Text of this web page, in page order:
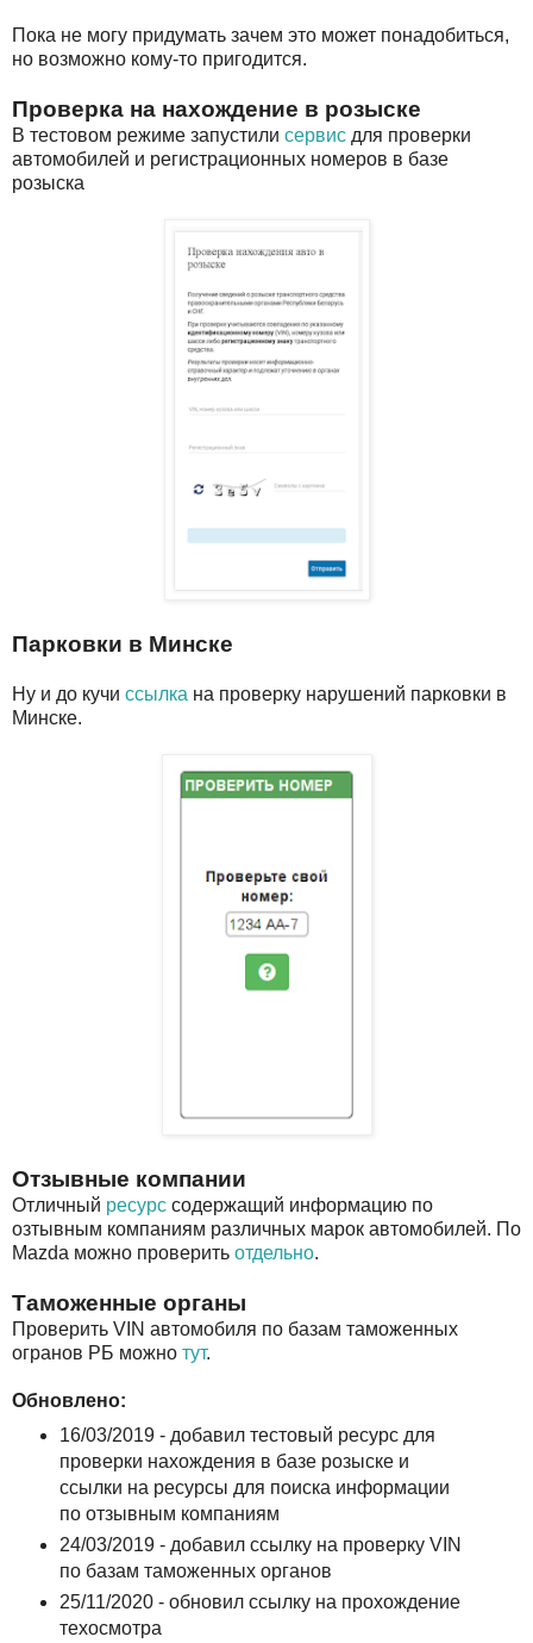
Пока не могу придумать зачем это может понадобиться,
но возможно кому-то пригодится.
Проверка на нахождение в розыске
В тестовом режиме запустили сервис для проверки
автомобилей и регистрационных номеров в базе
розыска
Парковки в Минске
Ну и до кучи ссылка на проверку нарушений парковки в
Минске.
Отзывные компании
Отличный ресурс содержащий информацию по
озтывным компаниям различных марок автомобилей. По
Mazda можно проверить отдельно.
Таможенные органы
Проверить VIN автомобиля по базам таможенных
огранов РБ можно тут.
Обновлено:
16/03/2019 - добавил тестовый ресурс для
проверки нахождения в базе розыске и
ссылки на ресурсы для поиска информации
по отзывным компаниям
24/03/2019 - добавил ссылку на проверку VIN
по базам таможенных органов
25/11/2020 - обновил ссылку на прохождение
техосмотра